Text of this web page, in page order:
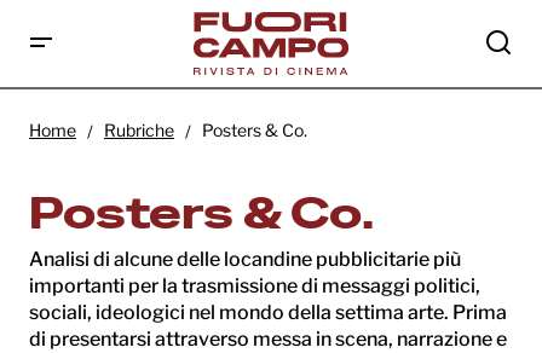
Home Rubriche Posters & Co.
Posters & Co.
Analisi di alcune delle locandine pubblicitarie più
importanti per la trasmissione di messaggi politici,
sociali, ideologici nel mondo della settima arte. Prima
di presentarsi attraverso messa in scena, narrazione e